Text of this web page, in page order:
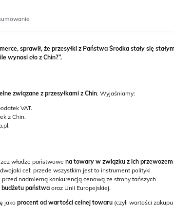
sprawił, że przesyłki z Państwa Środka stały się
wynosi cło z Chin?”.
związane z przesyłkami z Chin. Wyjaśniamy:
VAT.
z Chin.
władze państwowe na towary w związku z ich przewozem
cel: przede wszystkim jest to instrument polityki
przed nadmierną konkurencją cenową ze strony tańszych
budżetu państwa oraz Unii Europejskiej.
jakoprocent od wartości celnej towaru (czyli wartości zakupu